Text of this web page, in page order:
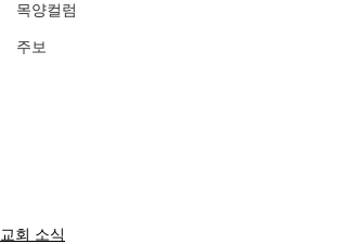
목양컬럼
주보
교회 소식